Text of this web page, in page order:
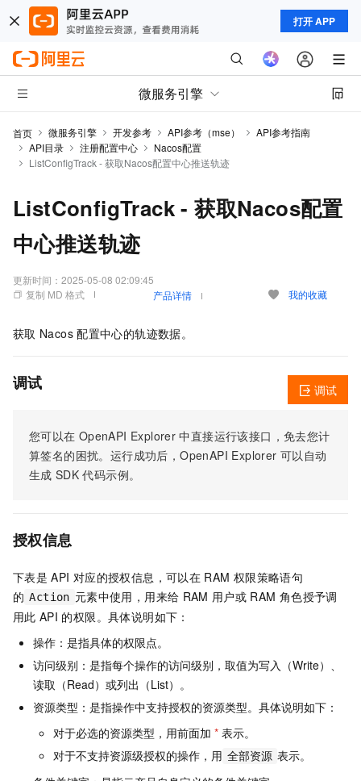
打开 APP
微服务引擎
首页 微服务引擎 开发参考 API参考（mse）
API参考指南
API目录
注册配置中心
Nacos配置
ListConfigTrack - 获取Nacos配置中心推送轨迹
ListConfigTrack - 获取Nacos配置
中心推送轨迹
更新时间： 2025-05-08 02:09:45
复制 MD 格式
产品详情 我的收藏
获取 Nacos 配置中心的轨迹数据。
调试
您可以在 OpenAPI Explorer 中直接运行该接口，免去您计
算签名的困扰。运行成功后，OpenAPI Explorer 可以自动
生成 SDK 代码示例。
调试
授权信息
下表是 API 对应的授权信息，可以在 RAM 权限策略语句
的 Action 元素中使用，用来给 RAM 用户或 RAM 角色授予调
用此 API 的权限。具体说明如下：
操作：是指具体的权限点。
访问级别：是指每个操作的访问级别，取值为写入（Write）、
读取（Read）或列出（List）。
资源类型：是指操作中支持授权的资源类型。具体说明如下：
对于必选的资源类型，用前面加 * 表示。
对于不支持资源级授权的操作，用 全部资源 表示。